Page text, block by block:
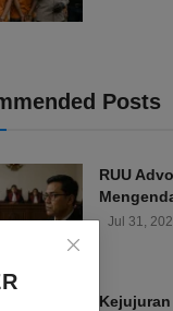
Posts
RUU
Jul 31,